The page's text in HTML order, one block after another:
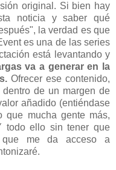
original. Si bien hay
noticia y saber qué
la verdad es que
es una de las series
está levantando y
va a generar en la
Ofrecer ese contenido,
de un margen de
añadido (entiéndase
que mucha gente más,
todo ello sin tener que
me da acceso a